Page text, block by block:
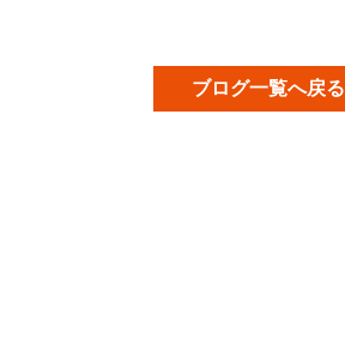
ブログ一覧へ戻る